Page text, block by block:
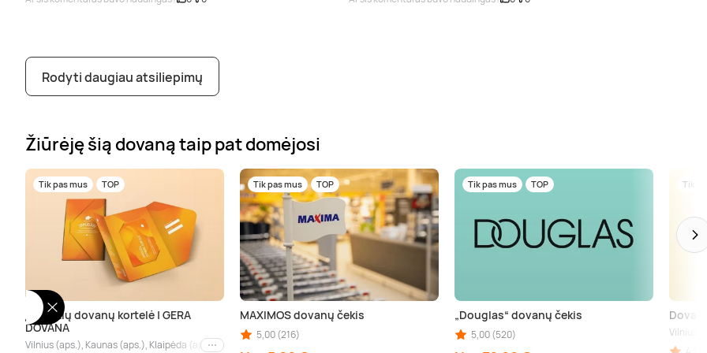
Rodyti daugiau atsiliepimų
Žiūrėję šią dovaną taip pat domėjosi
Tik pas mus TOP
Įspūdžių dovanų kortelė | GERA
DOVANA
Vilnius (aps.), Kaunas (aps.), Klaipėda (aps.), Palanga (aps.), Nida (aps.), Druskininkai (aps.), Birštonas (aps.), Trakai (aps.), Šiauliai (aps.), Kupiškis (aps.),
Tik pas mus TOP
MAXIMOS dovanų čekis
5,00 (216)
Tik pas mus TOP
„Douglas“ dovanų čekis
5,00 (520)
Tik
Vilnius